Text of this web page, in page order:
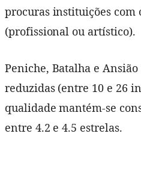
procuras instituições com
(profissional ou artístico).
Peniche, Batalha e
reduzidas (entre 10 e 26
qualidade mantém-se
entre 4.2 e 4.5 estrelas.